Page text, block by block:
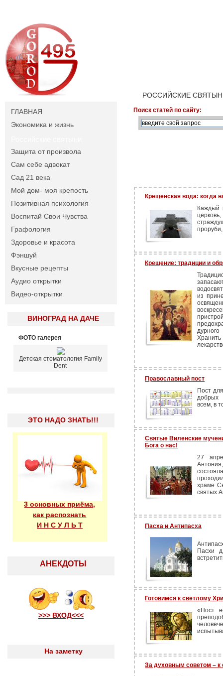
ГЛАВНАЯ
Экономика и жизнь
Защита от произвола
Сам себе адвокат
Сад 21 века
Мой дом- моя крепость
Позитивная психология
Воспитай Свои Чувства
Графология
Здоровье и красота
Фэншуй
Вкусные рецепты
Аудио открытки
Видео-открытки
ВИНОГРАД НА ДАЧЕ
ФОТО галерея
Детская стоматология Family
Dent
ЭТО НАДО ЗНАТЬ!!!
3 основных приёма,
как распознать
И Н С У Л Ь Т
АНЕКДОТЫ
>>> ВХОД<<<
На заметку
РОССИЙСКИЕ
Поиск статей по сайту:
Крещенская вода: когда
Каждый
Крещение: традиции и
из
Православный пост
Пост
добрых
всем, в
Святые Виленские
Бога о нас!
27
храме
святых
Пасха и Антипасха
Пасхи
Готовимся к светлому
«Пост
За духовным советом –